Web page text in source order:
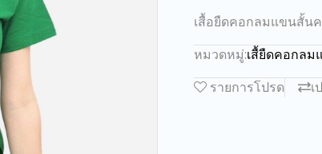
เสื้อยืดคอกลมแขนสั้น
หมวดหมู่:เสื้ยืดคอกลม
รายการโปรด
เ